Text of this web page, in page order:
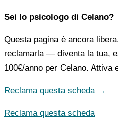
Sei lo psicologo di Celano?
Questa pagina è ancora
reclamarla — diventa la tua,
100€/anno per Celano. Attiva
Reclama questa scheda →
Reclama questa scheda